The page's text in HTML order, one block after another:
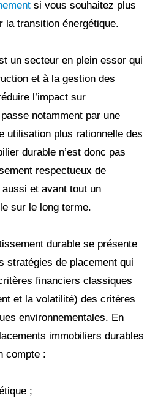
si vous souhaitez plus
la transition énergétique.
un secteur en plein essor qui
et à la gestion des
l’impact sur
passe notamment par une
utilisation plus rationnelle des
durable n’est donc pas
respectueux de
aussi et avant tout un
sur le long terme.
durable se présente
stratégies de placement qui
financiers classiques
et la volatilité) des critères
environnementales. En
immobiliers durables
compte :
;